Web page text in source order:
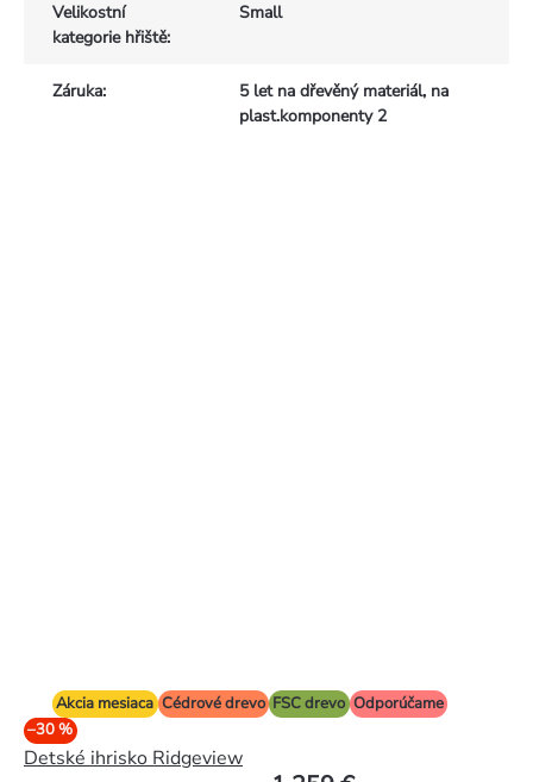
Velikostní
kategorie hřiště:
Small
Záruka:
5 let na dřevěný materiál, na
plast.komponenty 2
Akcia mesiaca Cédrové drevo FSC drevo Odporúčame
–30 %
Detské ihrisko Ridgeview